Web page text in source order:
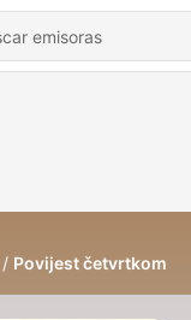
Povijest četvrtkom